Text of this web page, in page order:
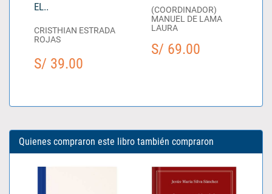
EL..
CRISTHIAN ESTRADA
ROJAS
S/ 39.00
(COORDINADOR)
MANUEL DE LAMA
LAURA
S/ 69.00
Quienes compraron este libro también compraron